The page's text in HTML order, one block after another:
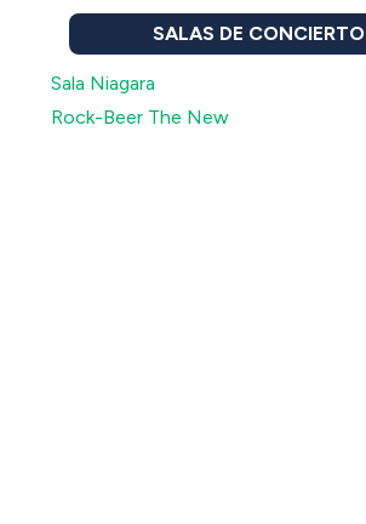
SALAS DE CONCIERTO
Sala Niagara
Rock-Beer The New